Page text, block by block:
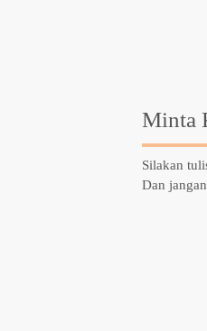
Minta
Silakan
Dan